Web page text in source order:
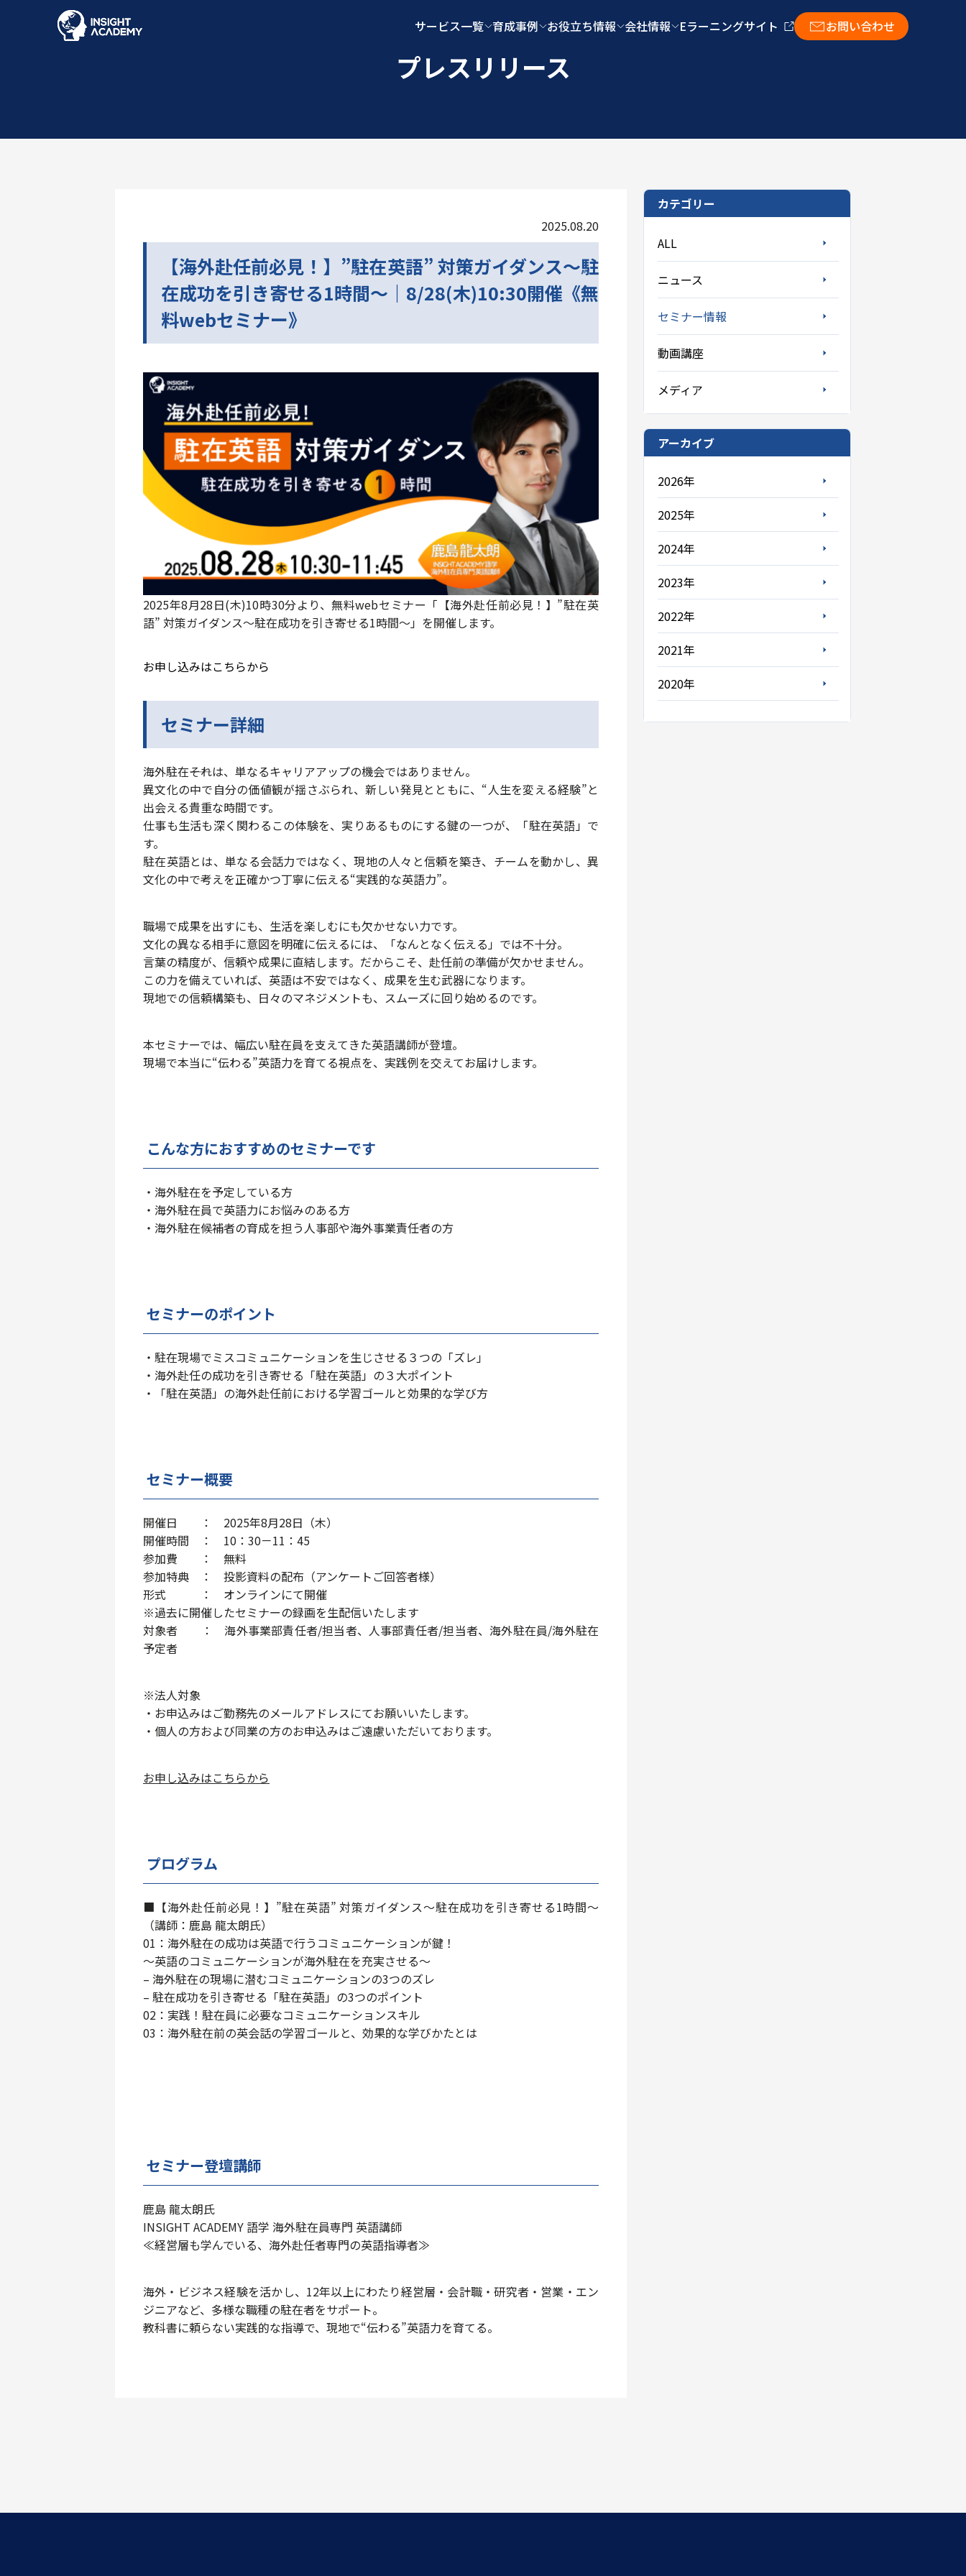
サービス一覧 育成事例 お役立ち情報 会社情報 Eラーニングサイト お問い合わせ
プレスリリース
2025.08.20
【海外赴任前必見！】”駐在英語” 対策ガイダンス～駐
在成功を引き寄せる1時間～｜8/28(木)10:30開催《無
料webセミナー》
2025年8月28日(木)10時30分より、無料webセミナー「【海外赴任前必見！】”駐在英
語” 対策ガイダンス～駐在成功を引き寄せる1時間～」を開催します。
お申し込みはこちらから
セミナー詳細
海外駐在――それは、単なるキャリアアップの機会ではありません。
異文化の中で自分の価値観が揺さぶられ、新しい発見とともに、“人生を変える経験”と
出会える貴重な時間です。
仕事も生活も深く関わるこの体験を、実りあるものにする鍵の一つが、「駐在英語」で
す。
駐在英語とは、単なる会話力ではなく、現地の人々と信頼を築き、チームを動かし、異
文化の中で考えを正確かつ丁寧に伝える“実践的な英語力”。
職場で成果を出すにも、生活を楽しむにも欠かせない力です。
文化の異なる相手に意図を明確に伝えるには、「なんとなく伝える」では不十分。
言葉の精度が、信頼や成果に直結します。だからこそ、赴任前の準備が欠かせません。
この力を備えていれば、英語は不安ではなく、成果を生む武器になります。
現地での信頼構築も、日々のマネジメントも、スムーズに回り始めるのです。
本セミナーでは、幅広い駐在員を支えてきた英語講師が登壇。
現場で本当に“伝わる”英語力を育てる視点を、実践例を交えてお届けします。
こんな方におすすめのセミナーです
・海外駐在を予定している方
・海外駐在員で英語力にお悩みのある方
・海外駐在候補者の育成を担う人事部や海外事業責任者の方
セミナーのポイント
・駐在現場でミスコミュニケーションを生じさせる３つの「ズレ」
・海外赴任の成功を引き寄せる「駐在英語」の３大ポイント
・「駐在英語」の海外赴任前における学習ゴールと効果的な学び方
セミナー概要
開催日 ： 2025年8月28日（木）
開催時間 ： 10：30－11：45
参加費 ： 無料
参加特典 ： 投影資料の配布（アンケートご回答者様）
形式 ： オンラインにて開催
※過去に開催したセミナーの録画を生配信いたします
対象者 ： 海外事業部責任者/担当者、人事部責任者/担当者、海外駐在員/海外駐在
予定者
※法人対象
・お申込みはご勤務先のメールアドレスにてお願いいたします。
・個人の方および同業の方のお申込みはご遠慮いただいております。
お申し込みはこちらから
プログラム
■【海外赴任前必見！】”駐在英語” 対策ガイダンス～駐在成功を引き寄せる1時間～
（講師：鹿島 龍太朗氏）
01：海外駐在の成功は英語で行うコミュニケーションが鍵！
～英語のコミュニケーションが海外駐在を充実させる～
– 海外駐在の現場に潜むコミュニケーションの3つのズレ
– 駐在成功を引き寄せる「駐在英語」の3つのポイント
02：実践！駐在員に必要なコミュニケーションスキル
03：海外駐在前の英会話の学習ゴールと、効果的な学びかたとは
セミナー登壇講師
鹿島 龍太朗氏
INSIGHT ACADEMY 語学 海外駐在員専門 英語講師
≪経営層も学んでいる、海外赴任者専門の英語指導者≫
海外・ビジネス経験を活かし、12年以上にわたり経営層・会計職・研究者・営業・エン
ジニアなど、多様な職種の駐在者をサポート。
教科書に頼らない実践的な指導で、現地で“伝わる”英語力を育てる。
カテゴリー
ALL
ニュース
セミナー情報
動画講座
メディア
アーカイブ
2026年
2025年
2024年
2023年
2022年
2021年
2020年